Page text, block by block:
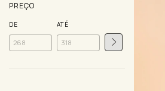
PREÇO
DE ATÉ